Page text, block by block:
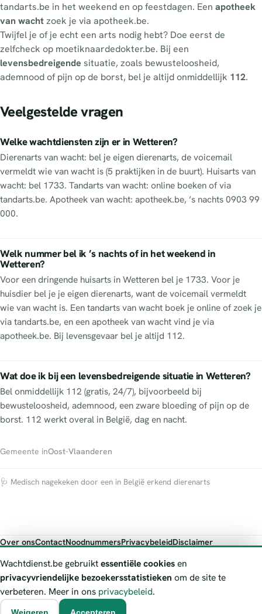
tandarts.be in het weekend en op feestdagen. Een apotheek
van wachtzoek je via apotheek.be.
Twijfel je of je echt een arts nodig hebt? Doe eerst de
zelfcheck op moetiknaardedokter.be. Bij een
levensbedreigende situatie, zoals bewusteloosheid,
ademnood of pijn op de borst, bel je altijd onmiddellijk 112.
Veelgestelde vragen
Welke wachtdiensten zijn er in Wetteren?
Dierenarts van wacht: bel je eigen dierenarts, de voicemail
vermeldt wie van wacht is (5 praktijken in de buurt). Huisarts van
wacht: bel 1733. Tandarts van wacht: online boeken of via
tandarts.be. Apotheek van wacht: apotheek.be, ’s nachts 0903 99
000.
Welk nummer bel ik ’s nachts of in het weekend in
Wetteren?
Voor een dringende huisarts in Wetteren bel je 1733. Voor je
huisdier bel je je eigen dierenarts, want de voicemail vermeldt
wie van wacht is. Een tandarts van wacht boek je online of zoek je
via tandarts.be, en een apotheek van wacht vind je via
apotheek.be. Bij levensgevaar bel je altijd 112.
Wat doe ik bij een levensbedreigende situatie in Wetteren?
Bel onmiddellijk 112 (gratis, 24/7), bijvoorbeeld bij
bewusteloosheid, ademnood, een zware bloeding of pijn op de
borst. 112 werkt overal in België, dag en nacht.
Gemeente inOost-Vlaanderen
🩺 Medisch nagekeken door een in België erkend dierenarts
Over onsContactNoodnummersPrivacybeleidDisclaimer
Wachtdienst.be toont publieke wachtdienst-informatie ter oriëntatie.
Bij levensgevaar bel je altijd 112. Controleer altijd de actuele
wachtregeling bij de vermelde officiële bron.
Wachtdienst.be gebruiktessentiële cookiesen
privacyvriendelijke bezoekersstatistieken om de site te
verbeteren. Meer in ons privacybeleid.
Weigeren Accepteren